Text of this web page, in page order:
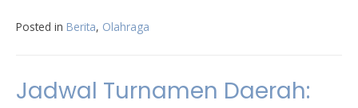
Posted in Berita, Olahraga
Jadwal Turnamen Daerah: